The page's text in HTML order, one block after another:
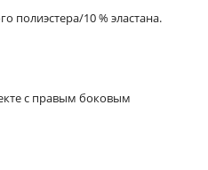
полиэстера/10 % эластана.
с правым боковым